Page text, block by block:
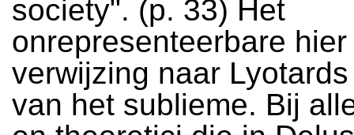
society". (p. 33) Het
onrepresenteerbare
verwijzing naar
van het sublieme. Bij